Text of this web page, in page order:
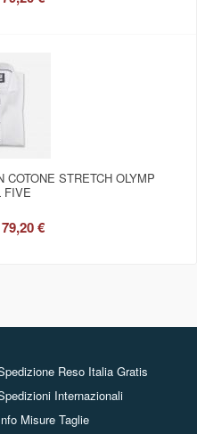
STRETCH OLYMP
FIVE
79,20 €
Reso Italia Gratis
Internazionali
Misure Taglie